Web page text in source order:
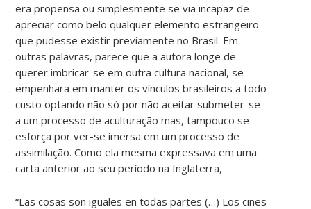
era propensa ou simplesmente se via incapaz de
apreciar como belo qualquer elemento estrangeiro
que pudesse existir previamente no Brasil. Em
outras palavras, parece que a autora longe de
querer imbricar-se em outra cultura nacional, se
empenhara em manter os vínculos brasileiros a todo
custo optando não só por não aceitar submeter-se
a um processo de aculturação mas, tampouco se
esforça por ver-se imersa em um processo de
assimilação. Como ela mesma expressava em uma
carta anterior ao seu período na Inglaterra,
“Las cosas son iguales en todas partes (…) Los cines